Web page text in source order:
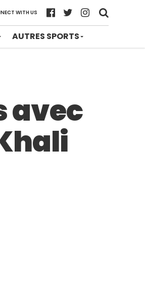
WITH US
AUTRES SPORTS
avec